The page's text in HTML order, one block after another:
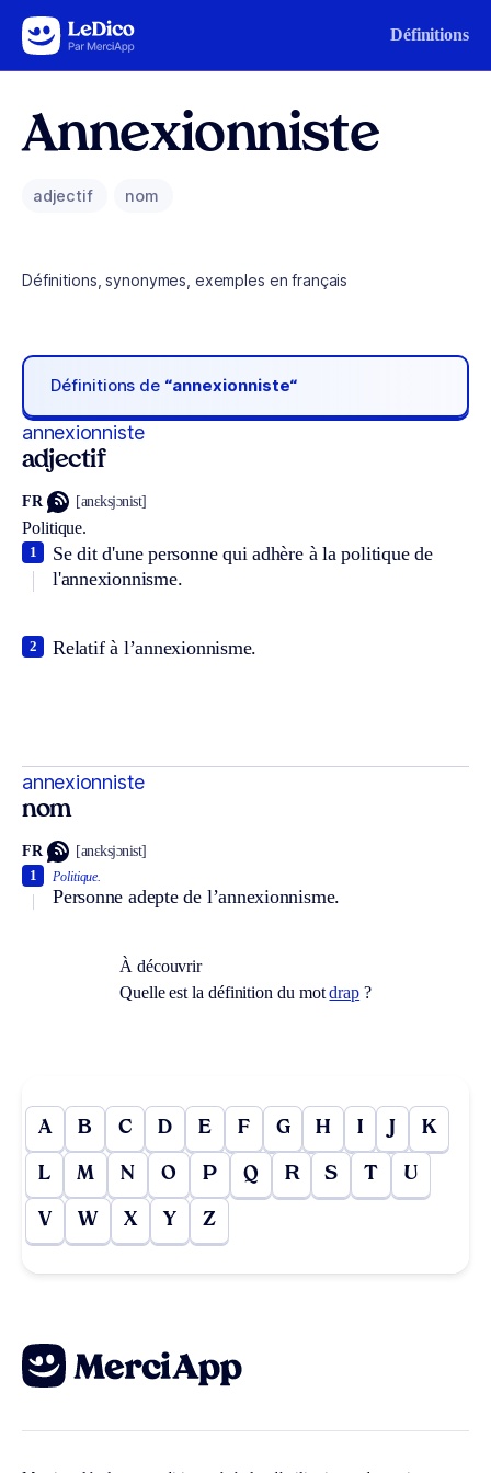
Aller au contenu Définitions
Annexionniste
adjectif nom
Définitions, synonymes, exemples en français
Définitions de “annexionniste“
annexionniste
adjectif
FR [anɛksjɔnist]
Politique.
Se dit d'une personne qui adhère à la politique de
l'annexionnisme.
1
Relatif à l’annexionnisme.
2
annexionniste
nom
FR [anɛksjɔnist]
Politique.
Personne adepte de l’annexionnisme.
1
À découvrir
Quelle est la définition du motdrap ?
A B C D E F G H I J K
L M N O P Q R S T U
V W X Y Z